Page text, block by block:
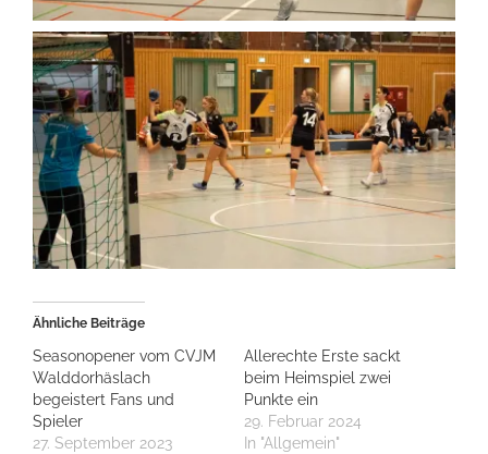
Ähnliche Beiträge
Seasonopener vom CVJM
Walddorhäslach
begeistert Fans und
Spieler
27. September 2023
Allerechte Erste sackt
beim Heimspiel zwei
Punkte ein
29. Februar 2024
In "Allgemein"